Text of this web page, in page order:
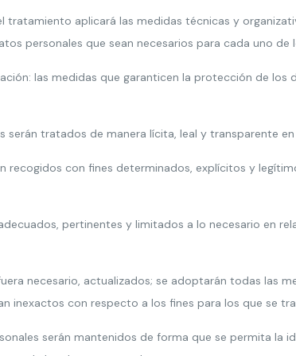
aplicará las medidas técnicas y
personales que sean necesarios para cada uno
las medidas que garanticen la protección de los
tratados de manera lícita, leal y transparente
recogidos con fines determinados, explícitos y
pertinentes y limitados a lo necesario en
necesario, actualizados; se adoptarán todas las
inexactos con respecto a los fines para los que se
serán mantenidos de forma que se permita la